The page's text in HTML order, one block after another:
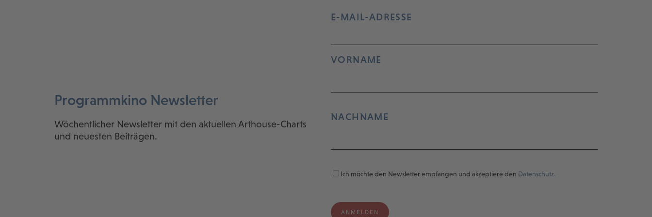
Programmkino Newsletter
Wöchentlicher Newsletter mit den aktuellen Arthouse-Charts
und neuesten Beiträgen.
E-MAIL-ADRESSE
VORNAME
NACHNAME
Ich möchte den Newsletter empfangen und akzeptiere den Datenschutz.